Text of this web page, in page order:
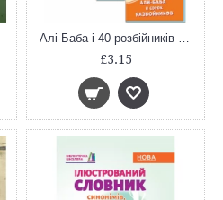
Алі-Баба і 40 розбійників (Помаранчеві книжки)
£3.15